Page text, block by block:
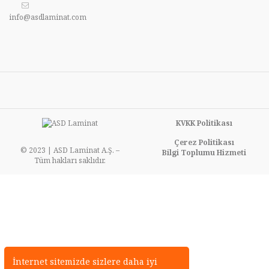
İnternet sitemizde sizlere daha iyi
info@asdlaminat.com
© 2023 | ASD Laminat A.Ş. –
Tüm hakları saklıdır.
KVKK Politikası
Çerez Politikası
Bilgi Toplumu Hizmeti